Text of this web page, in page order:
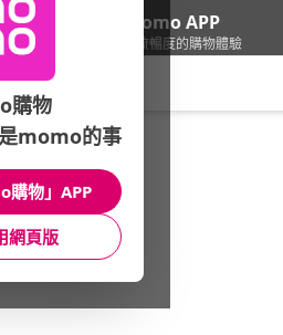
下載momo APP
給你3倍流暢度的購物體驗
母嬰玩具/玩具/精選品牌
館長推薦 月銷量
購物
momo的事
購物」APP
網頁版